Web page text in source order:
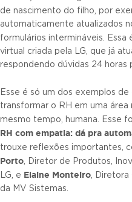
de nascimento do filho, por
automaticamente atualizados
formulários intermináveis. Essa
virtual criada pela LG, que já
respondendo dúvidas 24 horas
Esse é só um dos exemplos
transformar o RH em uma área
mesmo tempo, humana. Esse
RH com empatia: dá pra
trouxe reflexões importantes,
Porto, Diretor de Produtos,
LG, e Elaine Monteiro, Diretora
da MV Sistemas.